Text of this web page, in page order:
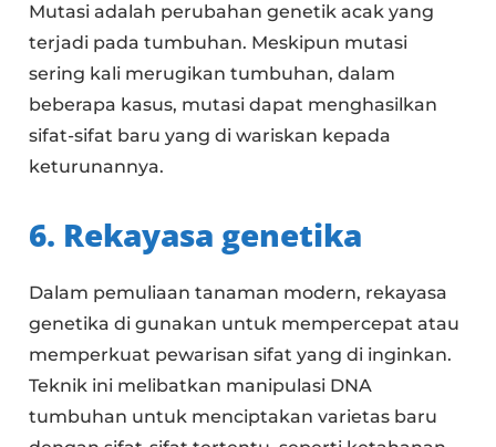
Mutasi adalah perubahan genetik acak yang
terjadi pada tumbuhan. Meskipun mutasi
sering kali merugikan tumbuhan, dalam
beberapa kasus, mutasi dapat menghasilkan
sifat-sifat baru yang di wariskan kepada
keturunannya.
6. Rekayasa genetika
Dalam pemuliaan tanaman modern, rekayasa
genetika di gunakan untuk mempercepat atau
memperkuat pewarisan sifat yang di inginkan.
Teknik ini melibatkan manipulasi DNA
tumbuhan untuk menciptakan varietas baru